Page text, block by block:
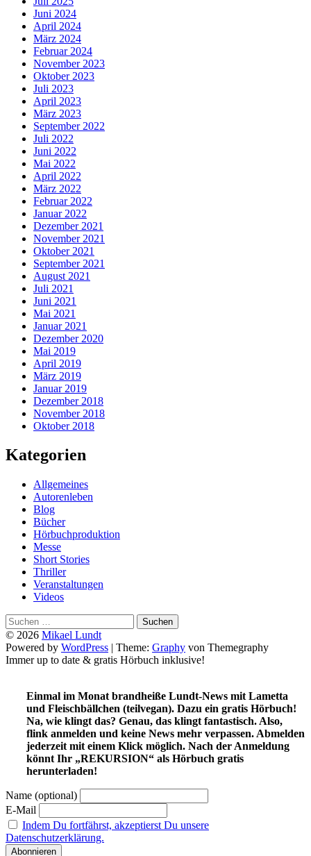
Juni 2024
April 2024
März 2024
Februar 2024
November 2023
Oktober 2023
Juli 2023
April 2023
März 2023
September 2022
Juli 2022
Juni 2022
Mai 2022
April 2022
März 2022
Februar 2022
Januar 2022
Dezember 2021
November 2021
Oktober 2021
September 2021
August 2021
Juli 2021
Juni 2021
Mai 2021
Januar 2021
Dezember 2020
Mai 2019
April 2019
März 2019
Januar 2019
Dezember 2018
November 2018
Oktober 2018
Kategorien
Allgemeines
Autorenleben
Blog
Bücher
Hörbuchproduktion
Messe
Short Stories
Thriller
Veranstaltungen
Videos
Suchen
nach:
© 2026 Mikael Lundt
Powered by WordPress | Theme: Graphy von Themegraphy
Immer up to date & gratis Hörbuch inklusive!
Einmal im Monat brandheiße Lundt-News mit Lametta
und Fleischbällchen (teilvegan). Dazu ein gratis Hörbuch!
Na, wie klingt das? Genau, das klingt fantastisch. Also,
flink anmelden und keine News mehr verpassen. Abmelden
jederzeit mit einem Klick möglich. Nach der Anmeldung
könnt Ihr „REKURSION“ als Hörbuch gratis
herunterladen!
Name (optional)
E-Mail
Indem Du fortfährst, akzeptierst Du unsere
Datenschutzerklärung.